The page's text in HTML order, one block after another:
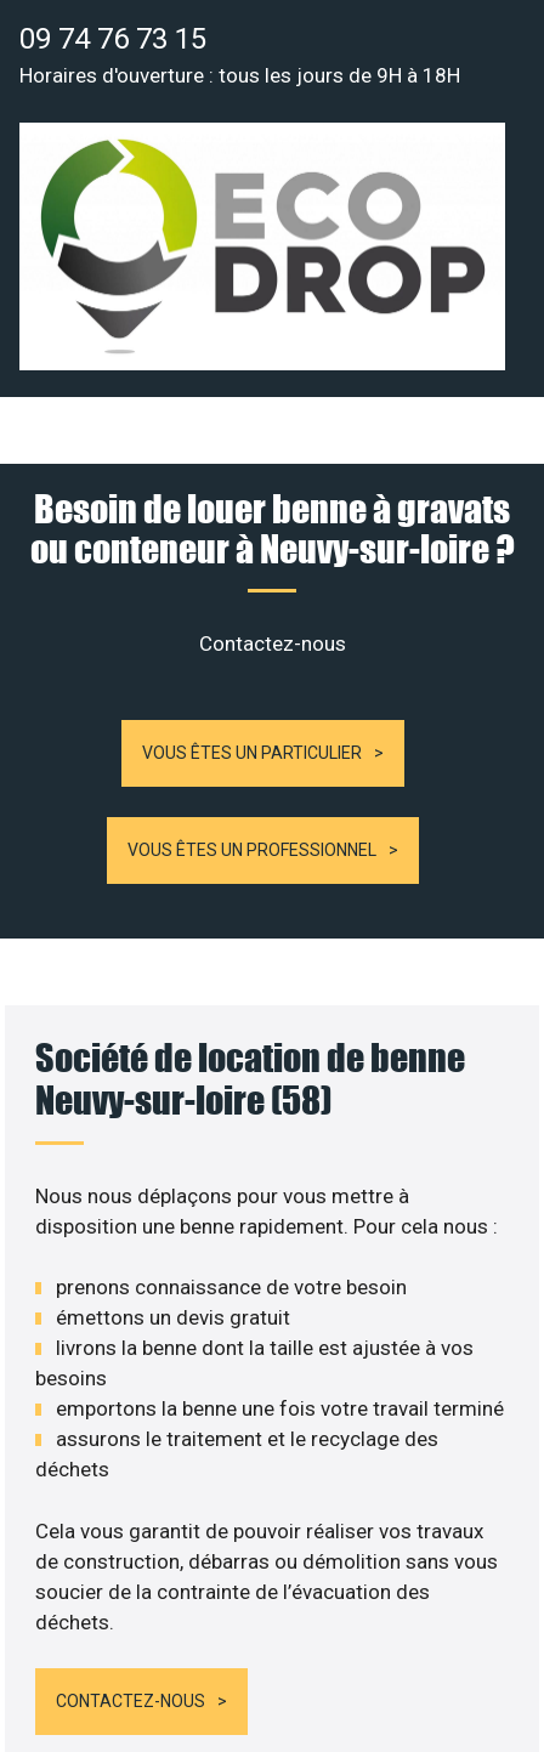
09 74 76 73 15
Horaires d'ouverture : tous les jours de 9H à 18H
Besoin de louer benne à gravats
ou conteneur à Neuvy-sur-loire ?
Contactez-nous
VOUS ÊTES UN PARTICULIER
VOUS ÊTES UN PROFESSIONNEL
Société de location de benne
Neuvy-sur-loire (58)
Nous nous déplaçons pour vous mettre à
disposition une benne rapidement. Pour cela nous :
prenons connaissance de votre besoin
émettons un devis gratuit
livrons la benne dont la taille est ajustée à vos
besoins
emportons la benne une fois votre travail terminé
assurons le traitement et le recyclage des
déchets
Cela vous garantit de pouvoir réaliser vos travaux
de construction, débarras ou démolition sans vous
soucier de la contrainte de l’évacuation des
déchets.
CONTACTEZ-NOUS